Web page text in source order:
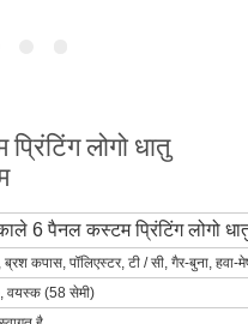
लोगो धातु
काले 6 पैनल कस्टम प्रिंटिंग लोगो
कपास, पॉलिएस्टर, टी / सी, गैर-बुना, हवा-
वयस्क (58 सेमी)